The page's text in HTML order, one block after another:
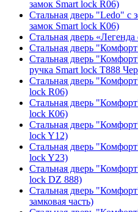
замок Smart lock R06)
Стальная дверь "Ledo" с
замок Smart lock К06)
Стальная дверь
Стальная дверь
Стальная дверь
ручка Smart lock T888
Стальная дверь
lock R06)
Стальная дверь
lock К06)
Стальная дверь
lock Y12)
Стальная дверь
lock Y23)
Стальная дверь
lock DZ 888)
Стальная дверь
замковая часть)